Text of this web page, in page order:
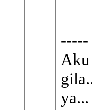
-----
ya...